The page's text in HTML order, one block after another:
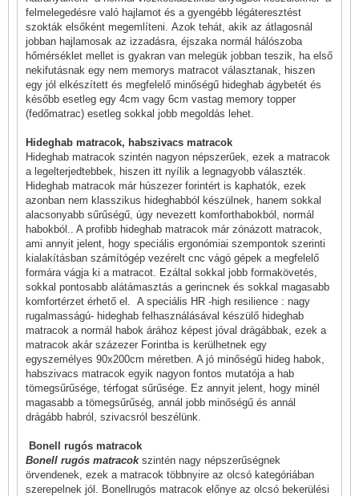
felmelegedésre való hajlamot és a gyengébb légáteresztést
szokták elsőként megemlíteni. Azok tehát, akik az átlagosnál
jobban hajlamosak az izzadásra, éjszaka normál hálószoba
hőmérséklet mellet is gyakran van melegük jobban teszik, ha első
nekifutásnak egy nem memorys matracot választanak, hiszen
egy jól elkészített és megfelelő minőségű hideghab ágybetét és
később esetleg egy 4cm vagy 6cm vastag memory topper
(fedőmatrac) esetleg sokkal jobb megoldás lehet.
Hideghab matracok, habszivacs matracok
Hideghab matracok szintén nagyon népszerűek, ezek a matracok
a legelterjedtebbek, hiszen itt nyílik a legnagyobb választék.
Hideghab matracok már húszezer forintért is kaphatók, ezek
azonban nem klasszikus hideghabból készülnek, hanem sokkal
alacsonyabb sűrűségű, úgy nevezett komforthabokból, normál
habokból.. A profibb hideghab matracok már zónázott matracok,
ami annyit jelent, hogy speciális ergonómiai szempontok szerinti
kialakításban számítógép vezérelt cnc vágó gépek a megfelelő
formára vágja ki a matracot. Ezáltal sokkal jobb formakövetés,
sokkal pontosabb alátámasztás a gerincnek és sokkal magasabb
komfortérzet érhető el. A speciális HR -high resilience : nagy
rugalmasságú- hideghab felhasználásával készülő hideghab
matracok a normál habok árához képest jóval drágábbak, ezek a
matracok akár százezer Forintba is kerülhetnek egy
egyszemélyes 90x200cm méretben. A jó minőségű hideg habok,
habszivacs matracok egyik nagyon fontos mutatója a hab
tömegsűrűsége, térfogat sűrűsége. Ez annyit jelent, hogy minél
magasabb a tömegsűrűség, annál jobb minőségű és annál
drágább habról, szivacsról beszélünk.
Bonell rugós matracok
Bonell rugós matracokszintén nagy népszerűségnek
örvendenek, ezek a matracok többnyire az olcsó kategóriában
szerepelnek jól. Bonellrugós matracok előnye az olcsó bekerülési